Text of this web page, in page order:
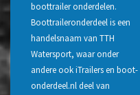
boottrailer onderdelen.
Boottraileronderdeel is een
handelsnaam van TTH
Watersport, waar onder
andere ook iTrailers en boot-
onderdeel.nl deel van